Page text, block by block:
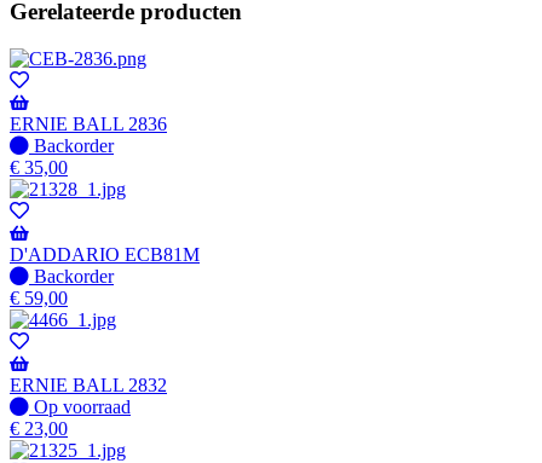
Gerelateerde producten
ERNIE BALL 2836
Niet
op
voorraad
-
Wordt
verzonden
wanneer
beschikbaar
Backorder
€ 35,00
D'ADDARIO ECB81M
Niet
op
voorraad
-
Wordt
verzonden
wanneer
beschikbaar
Backorder
€ 59,00
ERNIE BALL 2832
Op
voorraad
Op voorraad
€ 23,00